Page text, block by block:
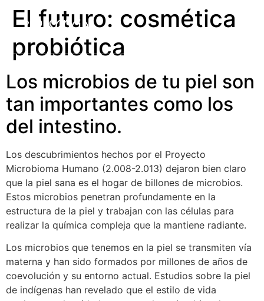
El futuro: cosmética
probiótica
Los microbios de tu piel son
tan importantes como los
del intestino.
Los descubrimientos hechos por el Proyecto
Microbioma Humano (2.008-2.013) dejaron bien claro
que la piel sana es el hogar de billones de microbios.
Estos microbios penetran profundamente en la
estructura de la piel y trabajan con las células para
realizar la química compleja que la mantiene radiante.
Los microbios que tenemos en la piel se transmiten vía
materna y han sido formados por millones de años de
coevolución y su entorno actual. Estudios sobre la piel
de indígenas han revelado que el estilo de vida